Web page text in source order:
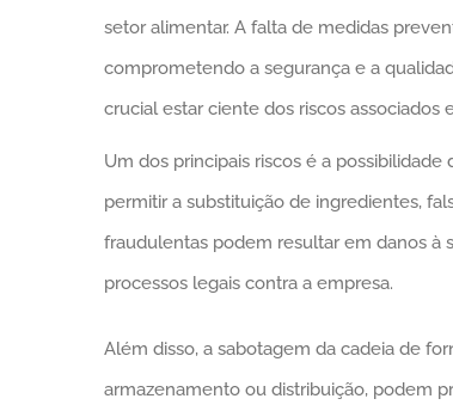
setor alimentar. A falta de medidas
comprometendo a segurança e a
crucial estar ciente dos riscos associados
Um dos principais riscos é a
permitir a substituição de ingredientes,
fraudulentas podem resultar em danos à
processos legais contra a empresa.
Além disso, a sabotagem da cadeia de
armazenamento ou distribuição, podem